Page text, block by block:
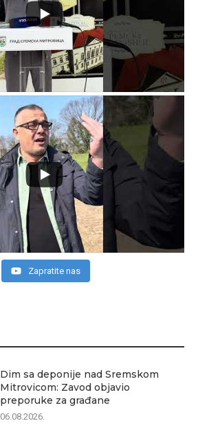
Dim sa deponije nad Sremskom
Mitrovicom: Zavod objavio
preporuke za građane
06.08.2026.
Zapratite nas